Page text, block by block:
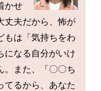
かせ
丈夫だから、怖が
もは「気持ちをわ
になる自分がいけ
。また、「〇〇ち
てるから、あなた